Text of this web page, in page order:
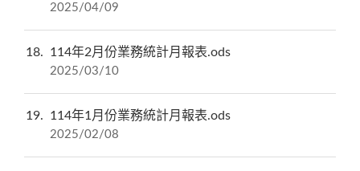
2025/04/09
18 114年2月份業務統計月報表.ods
2025/03/10
19 114年1月份業務統計月報表.ods
2025/02/08